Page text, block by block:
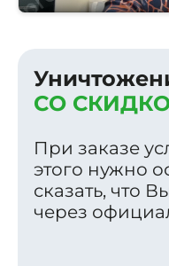
СО
При заказе
этого нужно
сказать, что
через